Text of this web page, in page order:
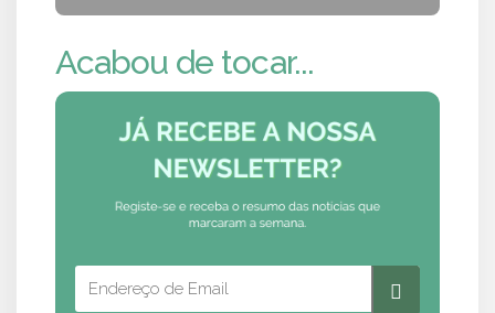
Acabou de tocar...